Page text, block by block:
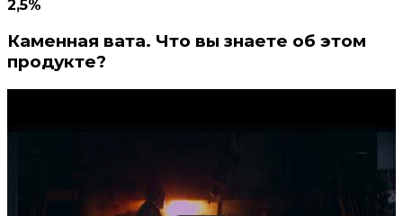
2,5%
Каменная вата. Что вы знаете об этом
продукте?